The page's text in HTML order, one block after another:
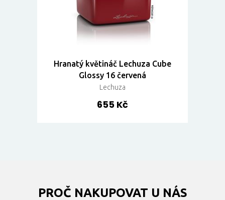
Hranatý květináč Lechuza Cube
Glossy 16 červená
Lechuza
655 Kč
PROČ NAKUPOVAT U NÁS